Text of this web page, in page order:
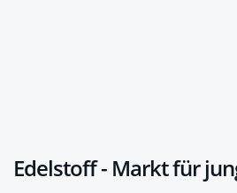
Edelstoff - Markt für